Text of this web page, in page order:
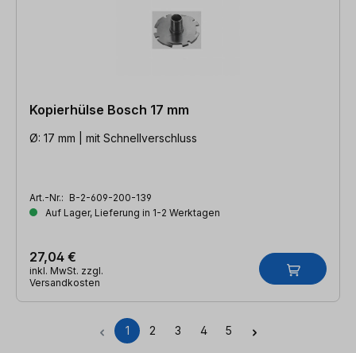
Kopierhülse Bosch 17 mm
Ø: 17 mm | mit Schnellverschluss
Art.-Nr.: B-2-609-200-139
Auf Lager, Lieferung in 1-2 Werktagen
27,04 €
inkl. MwSt. zzgl.
Versandkosten
Seite
1 Seite
2 Seite
3 Seite
4 Seite
5